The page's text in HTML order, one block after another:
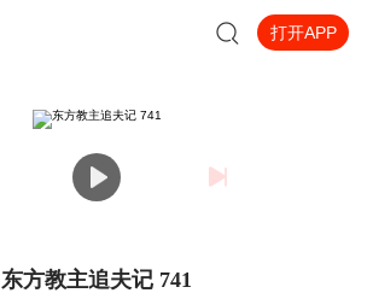
打开APP
东方教主追夫记 741